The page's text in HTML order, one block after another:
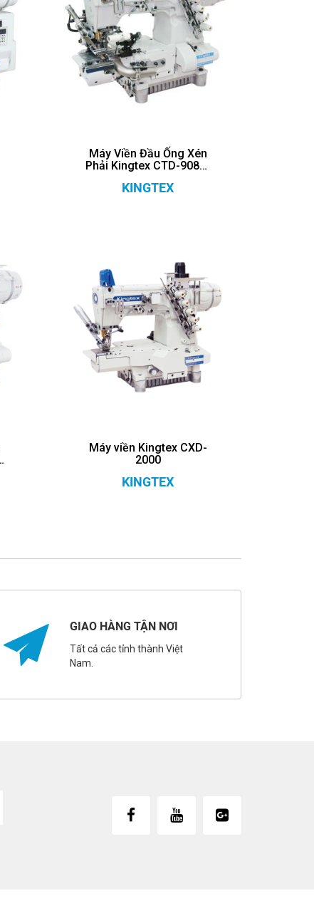
Máy Viền Đầu Ống Xén
Phải Kingtex CTD-9085-
KINGTEX
Máy viền Kingtex CXD-
2000
KINGTEX
GIAO HÀNG TẬN NƠI
Tất cả các tỉnh thành Việt
Nam.